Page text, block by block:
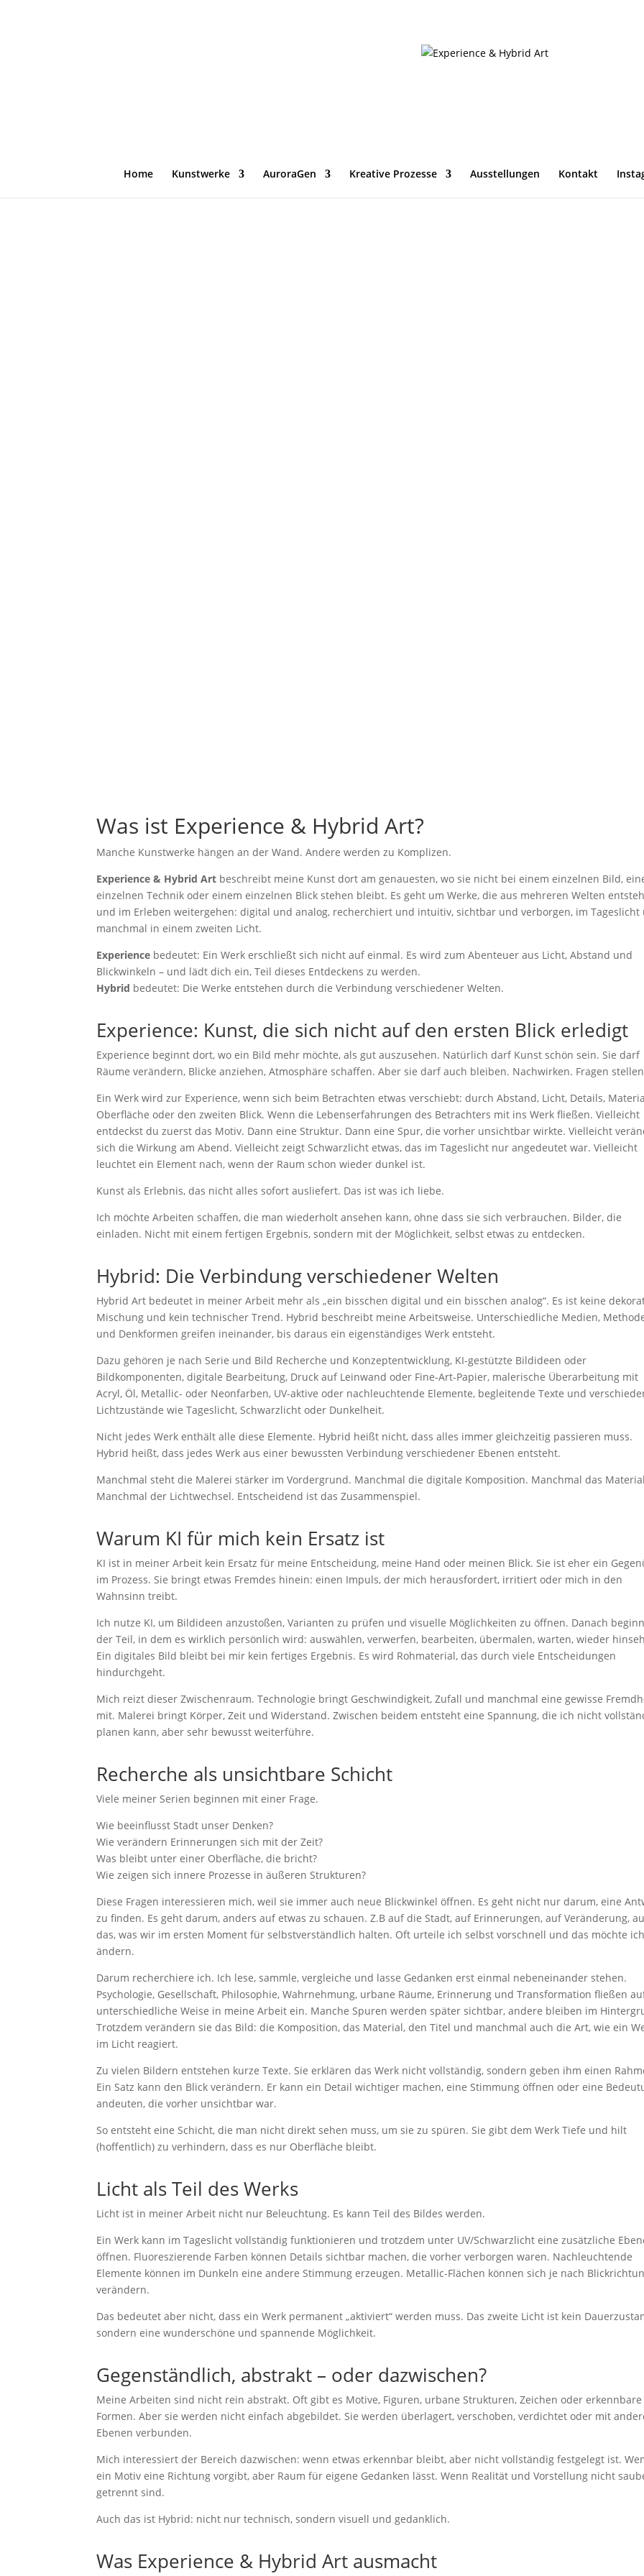
Home Kunstwerke AuroraGen Kreative Prozesse Ausstellungen Kontakt
Was ist Experience & Hybrid Art?
Manche Kunstwerke hängen an der Wand. Andere werden zu Komplizen.
Experience & Hybrid Art beschreibt meine Kunst dort am genauesten, wo sie nicht bei einem einzelnen Bild,
einzelnen Technik oder einem einzelnen Blick stehen bleibt. Es geht um Werke, die aus mehreren Welten
und im Erleben weitergehen: digital und analog, recherchiert und intuitiv, sichtbar und verborgen, im Tageslicht
manchmal in einem zweiten Licht.
Experience bedeutet: Ein Werk erschließt sich nicht auf einmal. Es wird zum Abenteuer aus Licht, Abstand und
Blickwinkeln – und lädt dich ein, Teil dieses Entdeckens zu werden.
Hybrid bedeutet: Die Werke entstehen durch die Verbindung verschiedener Welten.
Experience: Kunst, die sich nicht auf den ersten Blick erledigt
Experience beginnt dort, wo ein Bild mehr möchte, als gut auszusehen. Natürlich darf Kunst schön sein. Sie darf
Räume verändern, Blicke anziehen, Atmosphäre schaffen. Aber sie darf auch bleiben. Nachwirken. Fragen
Ein Werk wird zur Experience, wenn sich beim Betrachten etwas verschiebt: durch Abstand, Licht, Details,
Oberfläche oder den zweiten Blick. Wenn die Lebenserfahrungen des Betrachters mit ins Werk fließen. Vielleicht
entdeckst du zuerst das Motiv. Dann eine Struktur. Dann eine Spur, die vorher unsichtbar wirkte. Vielleicht
sich die Wirkung am Abend. Vielleicht zeigt Schwarzlicht etwas, das im Tageslicht nur angedeutet war. Vielleicht
leuchtet ein Element nach, wenn der Raum schon wieder dunkel ist.
Kunst als Erlebnis, das nicht alles sofort ausliefert. Das ist was ich liebe.
Ich möchte Arbeiten schaffen, die man wiederholt ansehen kann, ohne dass sie sich verbrauchen. Bilder, die
einladen. Nicht mit einem fertigen Ergebnis, sondern mit der Möglichkeit, selbst etwas zu entdecken.
Hybrid: Die Verbindung verschiedener Welten
Hybrid Art bedeutet in meiner Arbeit mehr als „ein bisschen digital und ein bisschen analog“. Es ist keine
Mischung und kein technischer Trend. Hybrid beschreibt meine Arbeitsweise. Unterschiedliche Medien,
und Denkformen greifen ineinander, bis daraus ein eigenständiges Werk entsteht.
Dazu gehören je nach Serie und Bild Recherche und Konzeptentwicklung, KI-gestützte Bildideen oder
Bildkomponenten, digitale Bearbeitung, Druck auf Leinwand oder Fine-Art-Papier, malerische Überarbeitung mit
Acryl, Öl, Metallic- oder Neonfarben, UV-aktive oder nachleuchtende Elemente, begleitende Texte und
Lichtzustände wie Tageslicht, Schwarzlicht oder Dunkelheit.
Nicht jedes Werk enthält alle diese Elemente. Hybrid heißt nicht, dass alles immer gleichzeitig passieren muss.
Hybrid heißt, dass jedes Werk aus einer bewussten Verbindung verschiedener Ebenen entsteht.
Manchmal steht die Malerei stärker im Vordergrund. Manchmal die digitale Komposition. Manchmal das
Manchmal der Lichtwechsel. Entscheidend ist das Zusammenspiel.
Warum KI für mich kein Ersatz ist
KI ist in meiner Arbeit kein Ersatz für meine Entscheidung, meine Hand oder meinen Blick. Sie ist eher ein
im Prozess. Sie bringt etwas Fremdes hinein: einen Impuls, der mich herausfordert, irritiert oder mich in den
Wahnsinn treibt.
Ich nutze KI, um Bildideen anzustoßen, Varianten zu prüfen und visuelle Möglichkeiten zu öffnen. Danach
der Teil, in dem es wirklich persönlich wird: auswählen, verwerfen, bearbeiten, übermalen, warten, wieder
Ein digitales Bild bleibt bei mir kein fertiges Ergebnis. Es wird Rohmaterial, das durch viele Entscheidungen
hindurchgeht.
Mich reizt dieser Zwischenraum. Technologie bringt Geschwindigkeit, Zufall und manchmal eine gewisse
mit. Malerei bringt Körper, Zeit und Widerstand. Zwischen beidem entsteht eine Spannung, die ich nicht
planen kann, aber sehr bewusst weiterführe.
Recherche als unsichtbare Schicht
Viele meiner Serien beginnen mit einer Frage.
Wie beeinflusst Stadt unser Denken?
Wie verändern Erinnerungen sich mit der Zeit?
Was bleibt unter einer Oberfläche, die bricht?
Wie zeigen sich innere Prozesse in äußeren Strukturen?
Diese Fragen interessieren mich, weil sie immer auch neue Blickwinkel öffnen. Es geht nicht nur darum, eine
zu finden. Es geht darum, anders auf etwas zu schauen. Z.B auf die Stadt, auf Erinnerungen, auf Veränderung,
das, was wir im ersten Moment für selbstverständlich halten. Oft urteile ich selbst vorschnell und das möchte ich
ändern.
Darum recherchiere ich. Ich lese, sammle, vergleiche und lasse Gedanken erst einmal nebeneinander stehen.
Psychologie, Gesellschaft, Philosophie, Wahrnehmung, urbane Räume, Erinnerung und Transformation fließen
unterschiedliche Weise in meine Arbeit ein. Manche Spuren werden später sichtbar, andere bleiben im
Trotzdem verändern sie das Bild: die Komposition, das Material, den Titel und manchmal auch die Art, wie ein
im Licht reagiert.
Zu vielen Bildern entstehen kurze Texte. Sie erklären das Werk nicht vollständig, sondern geben ihm einen
Ein Satz kann den Blick verändern. Er kann ein Detail wichtiger machen, eine Stimmung öffnen oder eine
andeuten, die vorher unsichtbar war.
So entsteht eine Schicht, die man nicht direkt sehen muss, um sie zu spüren. Sie gibt dem Werk Tiefe und hilt
(hoffentlich) zu verhindern, dass es nur Oberfläche bleibt.
Licht als Teil des Werks
Licht ist in meiner Arbeit nicht nur Beleuchtung. Es kann Teil des Bildes werden.
Ein Werk kann im Tageslicht vollständig funktionieren und trotzdem unter UV/Schwarzlicht eine zusätzliche
öffnen. Fluoreszierende Farben können Details sichtbar machen, die vorher verborgen waren. Nachleuchtende
Elemente können im Dunkeln eine andere Stimmung erzeugen. Metallic-Flächen können sich je nach
verändern.
Das bedeutet aber nicht, dass ein Werk permanent „aktiviert“ werden muss. Das zweite Licht ist kein
sondern eine wunderschöne und spannende Möglichkeit.
Gegenständlich, abstrakt – oder dazwischen?
Meine Arbeiten sind nicht rein abstrakt. Oft gibt es Motive, Figuren, urbane Strukturen, Zeichen oder erkennbare
Formen. Aber sie werden nicht einfach abgebildet. Sie werden überlagert, verschoben, verdichtet oder mit
Ebenen verbunden.
Mich interessiert der Bereich dazwischen: wenn etwas erkennbar bleibt, aber nicht vollständig festgelegt ist.
ein Motiv eine Richtung vorgibt, aber Raum für eigene Gedanken lässt. Wenn Realität und Vorstellung nicht
getrennt sind.
Auch das ist Hybrid: nicht nur technisch, sondern visuell und gedanklich.
Was Experience & Hybrid Art ausmacht